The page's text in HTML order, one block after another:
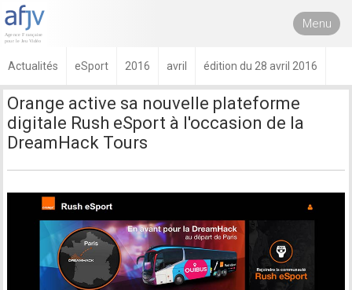
Menu
Actualités eSport 2016 avril édition du 28 avril 2016
Orange active sa nouvelle plateforme
digitale Rush eSport à l'occasion de la
DreamHack Tours